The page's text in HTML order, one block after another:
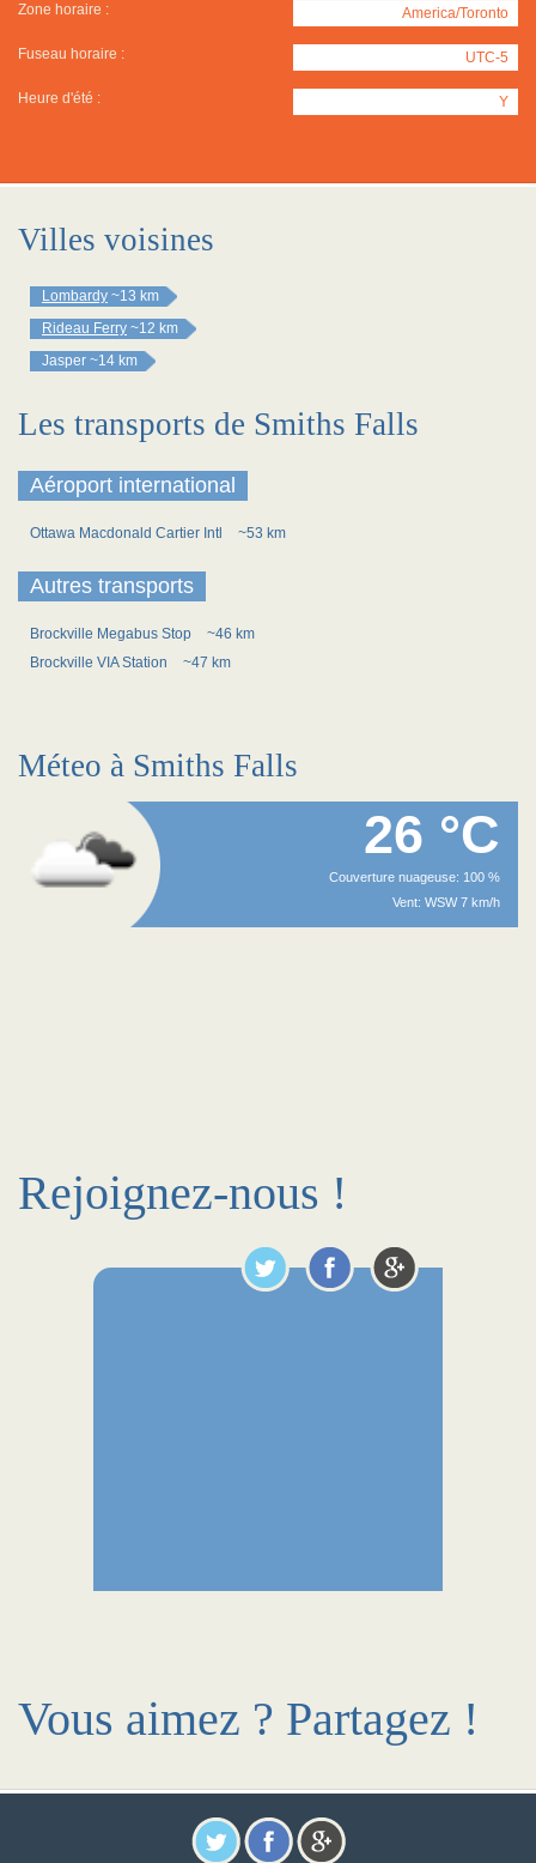
Zone horaire : America/Toronto
Fuseau horaire : UTC-5
Heure d'été : Y
Villes voisines
Lombardy ~13 km
Rideau Ferry ~12 km
Jasper ~14 km
Les transports de Smiths Falls
Aéroport international
Ottawa Macdonald Cartier Intl ~53 km
Autres transports
Brockville Megabus Stop
~46 km
Brockville VIA Station
~47 km
Méteo à Smiths Falls
26 °C
Couverture nuageuse: 100 %
Vent: WSW 7 km/h
Rejoignez-nous !
Vous aimez ? Partagez !